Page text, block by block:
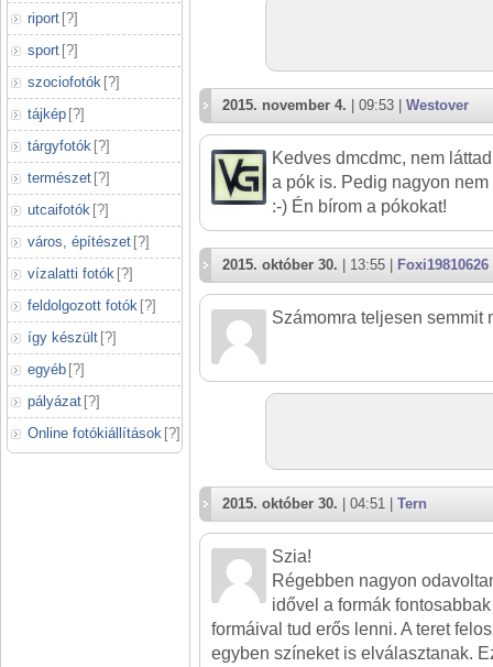
riport [?]
sport [?]
szociofotók [?]
tájkép [?]
tárgyfotók [?]
természet [?]
utcaifotók [?]
város, építészet [?]
vízalatti fotók [?]
feldolgozott fotók [?]
így készült [?]
egyéb [?]
pályázat [?]
Online fotókiállítások [?]
2015. november 4. | 09:53 | Westover
Kedves dmcdmc, nem
a pók is. Pedig nagyon
:-) Én bírom a pókokat!
2015. október 30. | 13:55 | Foxi19810626
Számomra teljesen semmit
2015. október 30. | 04:51 | Tern
Szia!
Régebben nagyon
idővel a formák
formáival tud erős lenni. A teret
egyben színeket is elválasztanak.